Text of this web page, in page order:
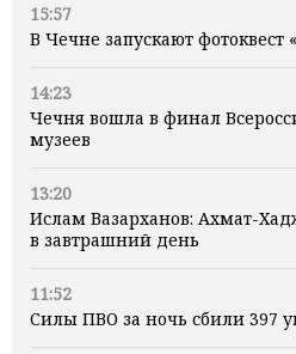
15:57
В Чечне запускают фотоквест
14:23
Чечня вошла в финал
музеев
13:20
Ислам Вазарханов: Ахмат-
в завтрашний день
11:52
Силы ПВО за ночь сбили 397